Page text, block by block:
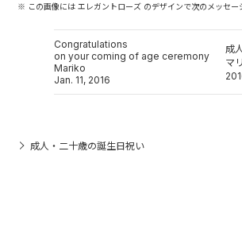
※ この画像には エレガントローズ のデザインで次のメッセー
Congratulations
on your coming of age ceremony
Mariko
Jan. 11, 2016
成
マ
成人・二十歳の誕生日祝い